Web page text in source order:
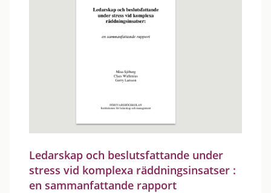
Ledarskap och beslutsfattande under
stress vid komplexa räddningsinsatser :
en sammanfattande rapport